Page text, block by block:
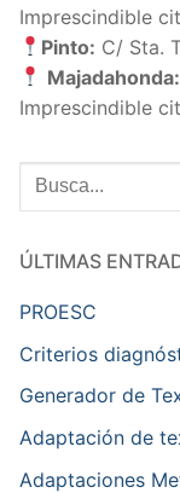
Imprescindible
Pinto: C/ Sta.
Majadahonda:
Imprescindible
Buscar
ÚLTIMAS
PROESC
Criterios
Generador de
Adaptación de
Adaptaciones